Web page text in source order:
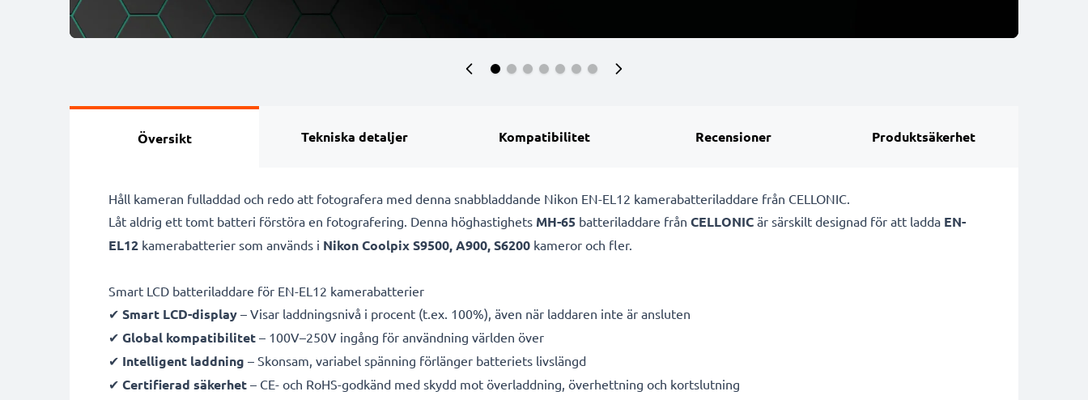
Översikt Tekniska detaljer Kompatibilitet Recensioner Produktsäkerhet
Håll kameran fulladdad och redo att fotografera med denna snabbladdande Nikon EN-EL12 kamerabatteriladdare från CELLONIC.
Låt aldrig ett tomt batteri förstöra en fotografering. Denna höghastighets MH-65 batteriladdare från CELLONIC är särskilt designad för att ladda EN-
EL12 kamerabatterier som används i Nikon Coolpix S9500, A900, S6200 kameror och fler.
Smart LCD batteriladdare för EN-EL12 kamerabatterier
✔ Smart LCD-display – Visar laddningsnivå i procent (t.ex. 100%), även när laddaren inte är ansluten
✔ Global kompatibilitet – 100V–250V ingång för användning världen över
✔ Intelligent laddning – Skonsam, variabel spänning förlänger batteriets livslängd
✔ Certifierad säkerhet – CE- och RoHS-godkänd med skydd mot överladdning, överhettning och kortslutning